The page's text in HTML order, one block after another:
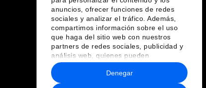
anuncios, ofrecer funciones de redes
sociales y analizar el tráfico. Además,
compartimos información sobre el uso
que haga del sitio web con nuestros
partners de redes sociales, publicidad y
análisis web, quienes pueden
combinarla con otra información que les
haya proporcionado o que hayan
recopilado a partir del uso que haya
Denegar